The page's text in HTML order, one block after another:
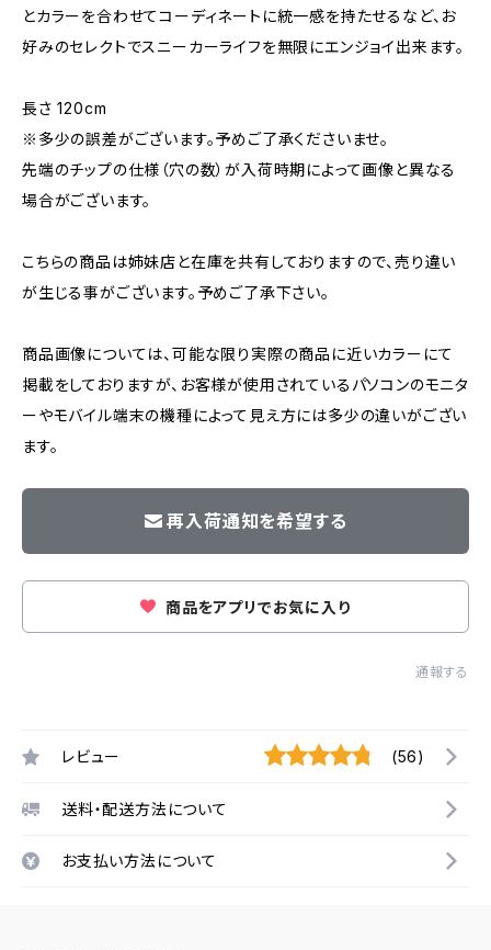
とカラーを合わせてコーディネートに統一感を持たせるなど、お
好みのセレクトでスニーカーライフを無限にエンジョイ出来ます。
長さ 120cm
※多少の誤差がございます。予めご了承くださいませ。
先端のチップの仕様（穴の数）が入荷時期によって画像と異なる
場合がございます。
こちらの商品は姉妹店と在庫を共有しておりますので、売り違い
が生じる事がございます。予めご了承下さい。
商品画像については、可能な限り実際の商品に近いカラーにて
掲載をしておりますが、お客様が使用されているパソコンのモニタ
ーやモバイル端末の機種によって見え方には多少の違いがござい
ます。
再入荷通知を希望する
商品をアプリでお気に入り
通報する
レビュー (56)
送料・配送方法について
お支払い方法について